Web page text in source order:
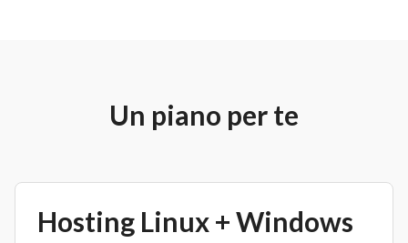
Un piano per te
Hosting Linux + Windows